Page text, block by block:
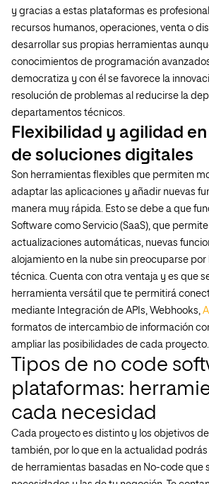
y gracias a estas plataformas es
recursos humanos, operaciones, venta o
desarrollar sus propias herramientas
conocimientos de programación
democratiza y con él se favorece la
resolución de problemas al reducirse la
departamentos técnicos.
Flexibilidad y agilidad
de soluciones digitales
Son herramientas flexibles que permiten
adaptar las aplicaciones y añadir nuevas
manera muy rápida. Esto se debe a que
Software como Servicio (SaaS), que
actualizaciones automáticas, nuevas
alojamiento en la nube sin preocuparse
técnica. Cuenta con otra ventaja y es que
herramienta versátil que te permitirá
mediante Integración de APIs, Webhooks,
formatos de intercambio de información
ampliar las posibilidades de cada proyecto.
Tipos de no code
plataformas:
cada necesidad
Cada proyecto es distinto y los objetivos
también, por lo que en la actualidad
de herramientas basadas en No-code que